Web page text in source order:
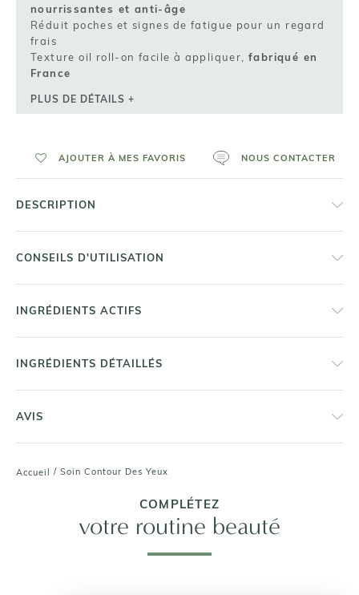
Accueil / Soin Contour Des Yeux
nourrissantes et anti-âge
Réduit poches et signes de fatigue pour un regard
frais
Texture oil roll-on facile à appliquer,fabriqué en
France
PLUS DE DÉTAILS +
AJOUTER À MES FAVORIS NOUS CONTACTER
DESCRIPTION
CONSEILS D'UTILISATION
INGRÉDIENTS ACTIFS
INGRÉDIENTS DÉTAILLÉS
AVIS
COMPLÉTEZ
votre routine beauté